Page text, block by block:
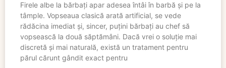
Firele albe la bărbați apar adesea întâi în barbă și pe la
tâmple. Vopseaua clasică arată artificial, se vede
rădăcina imediat și, sincer, puțini bărbați au chef să
vopsească la două săptămâni. Dacă vrei o soluție mai
discretă și mai naturală, există un tratament pentru
părul cărunt gândit exact pentru